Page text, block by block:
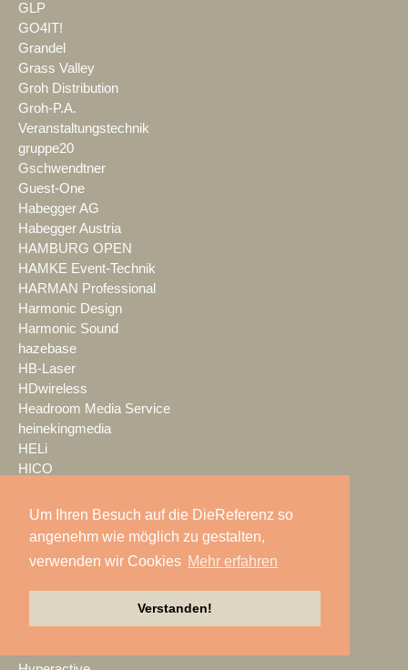
Um Ihren Besuch auf die DieReferenz so
angenehm wie möglich zu gestalten,
verwenden wir Cookies Mehr erfahren
Verstanden!
GLP
GO4IT!
Grandel
Grass Valley
Groh Distribution
Groh-P.A.
Veranstaltungstechnik
gruppe20
Gschwendtner
Guest-One
Habegger AG
Habegger Austria
HAMBURG OPEN
HAMKE Event-Technik
HARMAN Professional
Harmonic Design
Harmonic Sound
hazebase
HB-Laser
HDwireless
Headroom Media Service
heinekingmedia
HELi
HICO
Highlite International
Hildebrandt
Veranstaltungstechnik
HK Audio
HKG Eventservice
HOF